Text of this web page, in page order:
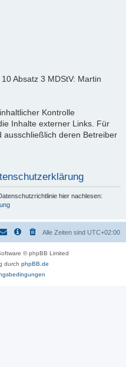
Absatz 3 MDStV: Martin
Kontrolle
Inhalte externer Links. Für
ausschließlich deren Betreiber
hier nachlesen:
Alle Zeiten sind UTC+02:00
© phpBB Limited
durch phpBB.de